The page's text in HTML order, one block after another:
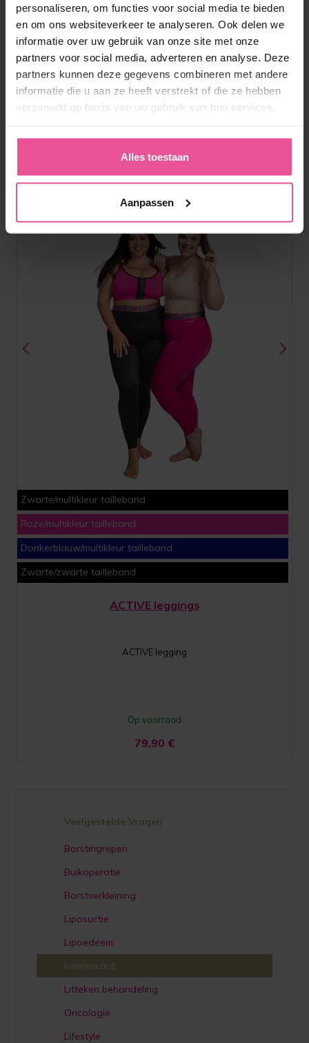
personaliseren, om functies voor social media te bieden
en om ons websiteverkeer te analyseren. Ook delen we
informatie over uw gebruik van onze site met onze
partners voor social media, adverteren en analyse. Deze
partners kunnen deze gegevens combineren met andere
informatie die u aan ze heeft verstrekt of die ze hebben
verzameld op basis van uw gebruik van hun services.
Alles toestaan
Aanpassen
Vind u dit een
goed
antwoord?
Deel met uw
vrienden
Deel Tweet
Product genoteerd in
antwoord:
Zwarte/multikleur tailleband
Roze/multikleur tailleband
Donkerblauw/multikleur tailleband
Zwarte/zwarte tailleband
ACTIVE leggings
ACTIVE legging
Op voorraad
79,90 €
Veelgestelde Vragen
Borstingrepen
Buikoperatie
Borstverkleining
Liposuctie
Lipoedeem
Interessant
Litteken behandeling
Oncologie
Lifestyle